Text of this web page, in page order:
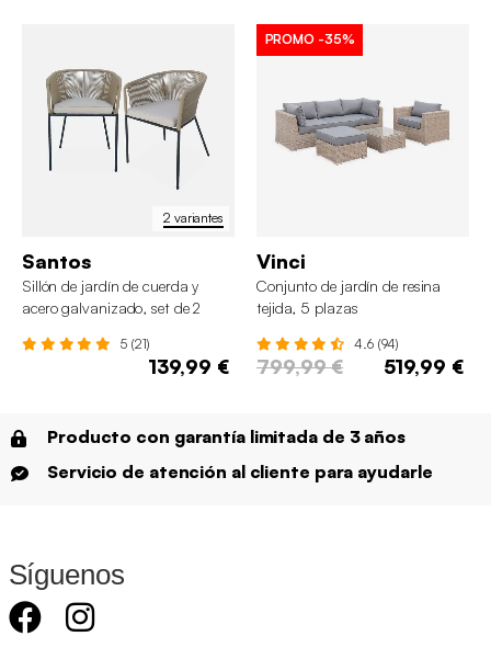
2 variantes
Santos
Sillón de jardín de cuerda y
acero galvanizado, set de 2
5 (21)
139,99 €
PROMO -35%
Vinci
Conjunto de jardín de resina
tejida, 5 plazas
4.6 (94)
799,99 € 519,99 €
Producto con garantía limitada de 3 años
Servicio de atención al cliente para ayudarle
Síguenos